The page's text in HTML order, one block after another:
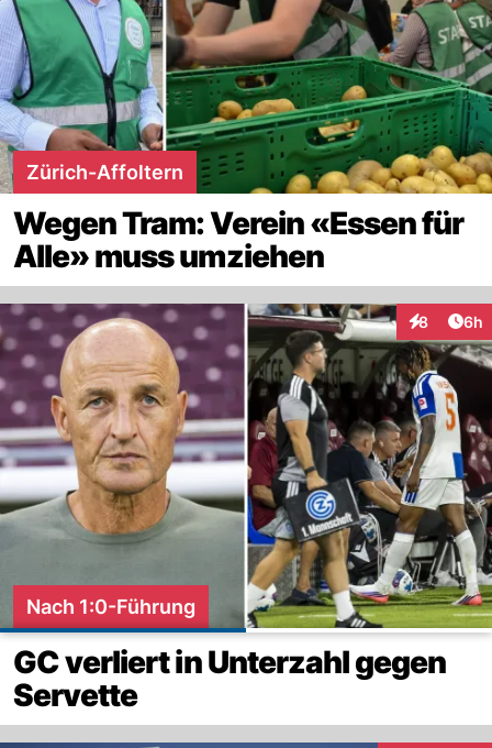
Zürich-Affoltern
Wegen Tram: Verein «Essen für
Alle» muss umziehen
8 6h
Nach 1:0-Führung
GC verliert in Unterzahl gegen
Servette